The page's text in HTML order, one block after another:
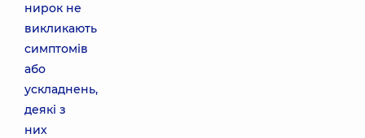
нирок не
викликають
симптомів
або
ускладнень,
деякі з
них